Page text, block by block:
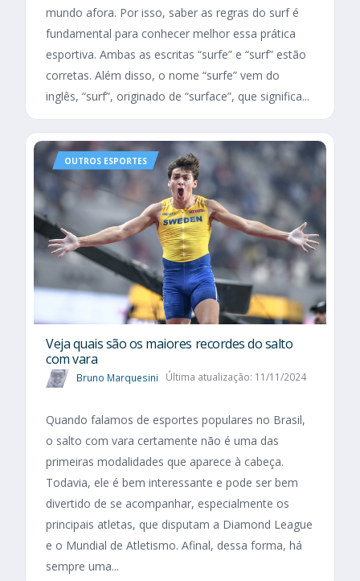
mundo afora. Por isso, saber as regras do surf é
fundamental para conhecer melhor essa prática
esportiva. Ambas as escritas “surfe” e “surf” estão
corretas. Além disso, o nome “surfe” vem do
inglês, “surf”, originado de “surface”, que significa...
OUTROS ESPORTES
Veja quais são os maiores recordes do salto
com vara
Bruno Marquesini Última atualização: 11/11/2024
Quando falamos de esportes populares no Brasil,
o salto com vara certamente não é uma das
primeiras modalidades que aparece à cabeça.
Todavia, ele é bem interessante e pode ser bem
divertido de se acompanhar, especialmente os
principais atletas, que disputam a Diamond League
e o Mundial de Atletismo. Afinal, dessa forma, há
sempre uma...